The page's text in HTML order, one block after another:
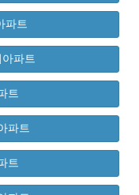
파트
파트
트
파트
트